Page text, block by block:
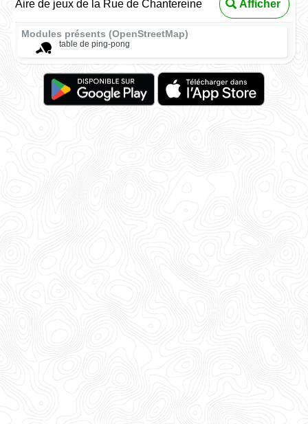
Aire de jeux de la Rue de Chantereine Afficher
Modules présents (OpenStreetMap)
table de ping-pong